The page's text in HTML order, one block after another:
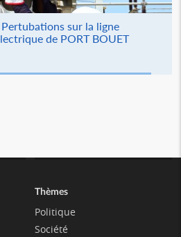
sur la ligne
de PORT BOUET
Thèmes
Politique
Société